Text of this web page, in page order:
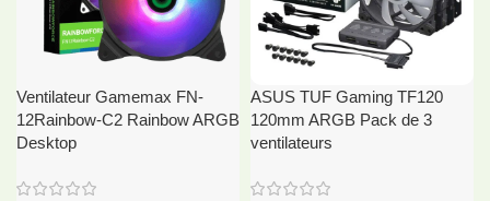
Ventilateur Gamemax FN-
12Rainbow-C2 Rainbow ARGB
Desktop
ASUS TUF Gaming TF120
120mm ARGB Pack de 3
ventilateurs